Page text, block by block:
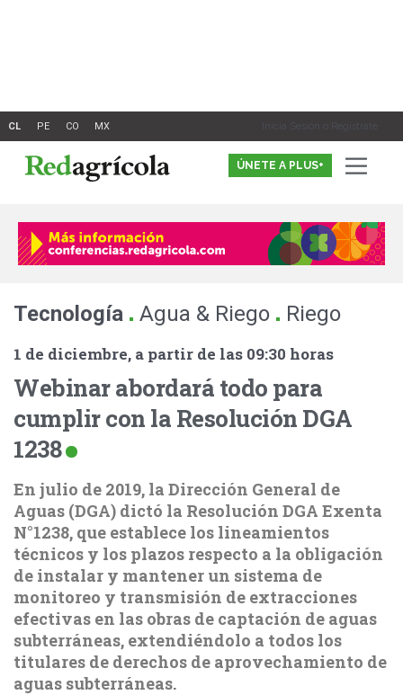
Inicia Sesión o Registrate
ÚNETE A PLUS+
Tecnología . Agua & Riego . Riego
1 de diciembre, a partir de las 09:30 horas
Webinar abordará todo para
cumplir con la Resolución DGA
1238
En julio de 2019, la Dirección General de
Aguas (DGA) dictó la Resolución DGA Exenta
N°1238, que establece los lineamientos
técnicos y los plazos respecto a la obligación
de instalar y mantener un sistema de
monitoreo y transmisión de extracciones
efectivas en las obras de captación de aguas
subterráneas, extendiéndolo a todos los
titulares de derechos de aprovechamiento de
aguas subterráneas.